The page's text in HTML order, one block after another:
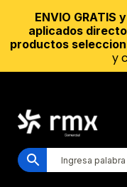
ENVIO
aplicados
productos
y